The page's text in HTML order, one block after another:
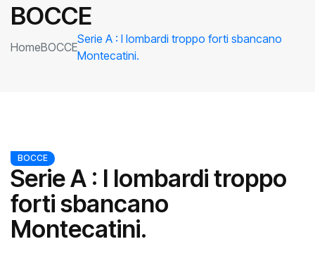
BOCCE
HomeBOCCE
Serie A : I lombardi troppo forti sbancano
Montecatini.
BOCCE
Serie A : I lombardi troppo
forti sbancano
Montecatini.